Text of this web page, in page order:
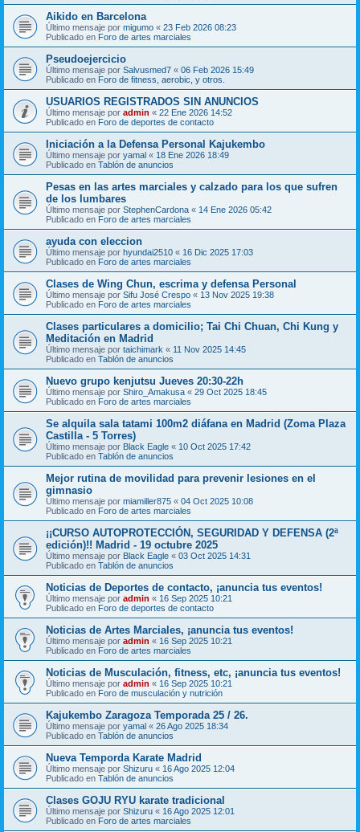
Aikido en Barcelona
Último mensaje por migumo « 23 Feb 2026 08:23
Publicado en Foro de artes marciales
Pseudoejercicio
Último mensaje por Salvusmed7 « 06 Feb 2026 15:49
Publicado en Foro de fitness, aerobic, y otros.
USUARIOS REGISTRADOS SIN ANUNCIOS
Último mensaje por admin « 22 Ene 2026 14:52
Publicado en Foro de deportes de contacto
Iniciación a la Defensa Personal Kajukembo
Último mensaje por yamal « 18 Ene 2026 18:49
Publicado en Tablón de anuncios
Pesas en las artes marciales y calzado para los que sufren
de los lumbares
Último mensaje por StephenCardona « 14 Ene 2026 05:42
Publicado en Foro de artes marciales
ayuda con eleccion
Último mensaje por hyundai2510 « 16 Dic 2025 17:03
Publicado en Foro de artes marciales
Clases de Wing Chun, escrima y defensa Personal
Último mensaje por Sifu José Crespo « 13 Nov 2025 19:38
Publicado en Foro de artes marciales
Clases particulares a domicilio; Tai Chi Chuan, Chi Kung y
Meditación en Madrid
Último mensaje por taichimark « 11 Nov 2025 14:45
Publicado en Tablón de anuncios
Nuevo grupo kenjutsu Jueves 20:30-22h
Último mensaje por Shiro_Amakusa « 29 Oct 2025 18:45
Publicado en Foro de artes marciales
Se alquila sala tatami 100m2 diáfana en Madrid (Zoma Plaza
Castilla - 5 Torres)
Último mensaje por Black Eagle « 10 Oct 2025 17:42
Publicado en Tablón de anuncios
Mejor rutina de movilidad para prevenir lesiones en el
gimnasio
Último mensaje por miamiller875 « 04 Oct 2025 10:08
Publicado en Foro de artes marciales
¡¡CURSO AUTOPROTECCIÓN, SEGURIDAD Y DEFENSA (2ª
edición)!! Madrid - 19 octubre 2025
Último mensaje por Black Eagle « 03 Oct 2025 14:31
Publicado en Tablón de anuncios
Noticias de Deportes de contacto, ¡anuncia tus eventos!
Último mensaje por admin « 16 Sep 2025 10:21
Publicado en Foro de deportes de contacto
Noticias de Artes Marciales, ¡anuncia tus eventos!
Último mensaje por admin « 16 Sep 2025 10:21
Publicado en Foro de artes marciales
Noticias de Musculación, fitness, etc, ¡anuncia tus eventos!
Último mensaje por admin « 16 Sep 2025 10:21
Publicado en Foro de musculación y nutrición
Kajukembo Zaragoza Temporada 25 / 26.
Último mensaje por yamal « 26 Ago 2025 18:34
Publicado en Tablón de anuncios
Nueva Temporda Karate Madrid
Último mensaje por Shizuru « 16 Ago 2025 12:04
Publicado en Tablón de anuncios
Clases GOJU RYU karate tradicional
Último mensaje por Shizuru « 16 Ago 2025 12:01
Publicado en Foro de artes marciales